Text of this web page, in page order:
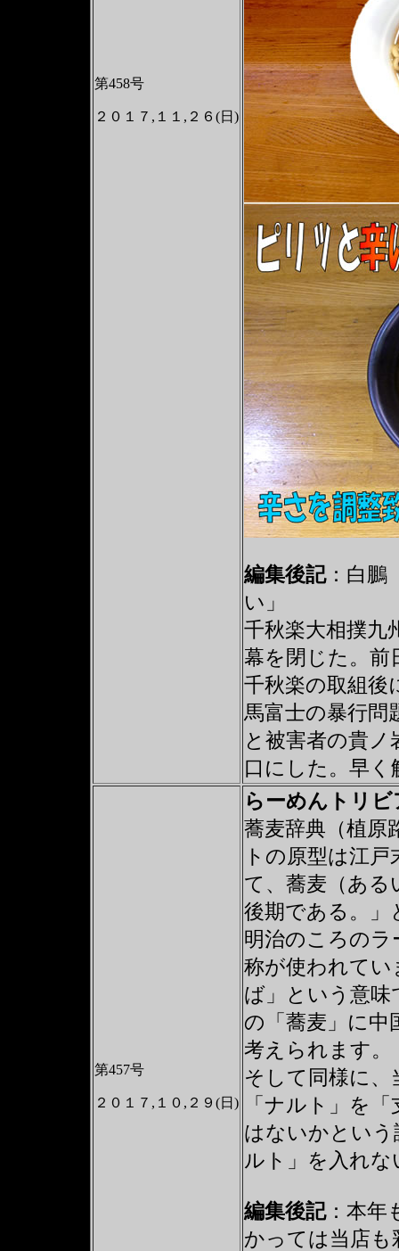
第458号
２０１７,１１,２６(日)
編集後記：白鵬
い」
千秋楽大相撲九
幕を閉じた。前
千秋楽の取組後
馬富士の暴行問
と被害者の貴
口にした。早
第457号
２０１７,１０,２９(日)
らーめんトリ
蕎麦辞典（植原
トの原型は江
て、蕎麦（ある
後期である。」
明治のころのラ
称が使われてい
ば」という意味
の「蕎麦」に中
考えられます。
そして同様に
「ナルト」を
はないかとい
ルト」を入れ
編集後記：本年
かっては当店